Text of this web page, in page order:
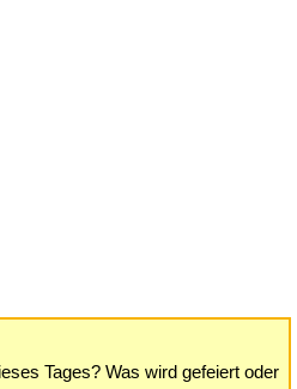
Tages? Was wird gefeiert oder